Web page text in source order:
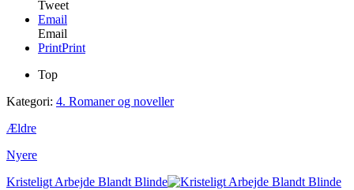
Tweet
Email
Email
PrintPrint
Top
Kategori: 4. Romaner og noveller
Ældre
Nyere
Kristeligt Arbejde Blandt Blinde